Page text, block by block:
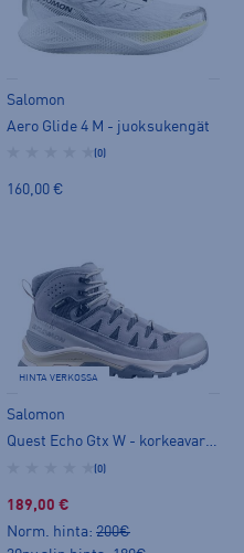
Salomon
Aero Glide 4 M - juoksukengät
(0)
160,00 €
HINTA VERKOSSA
Salomon
Quest Echo Gtx W - korkeavartinen vaelluskenkä
(0)
189,00 €
Norm. hinta: 200€